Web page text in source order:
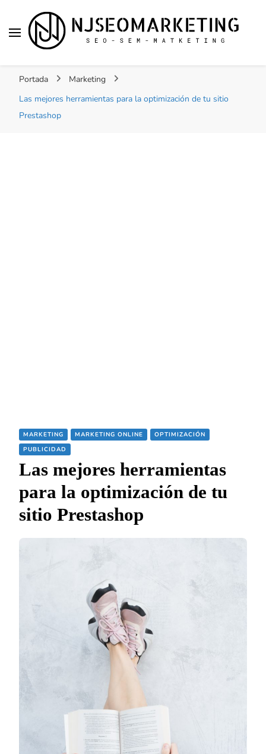
ACTUALIDAD
personal, desarrollo web, app, y lo que no te
imaginas…
Portada
Marketing
Las mejores herramientas para la optimización de tu sitio
Prestashop
MARKETING MARKETING ONLINE
OPTIMIZACIÓN
PUBLICIDAD
Las mejores herramientas
para la optimización de tu
sitio Prestashop